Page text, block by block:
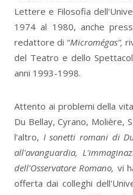
Lettere e Filosofia
1974 al 1980, anche
redattore di “Micromégas”,
del Teatro e dello
anni 1993-1998.
Attento ai problemi della
Du Bellay, Cyrano, Molière,
l'altro, I sonetti romani di
all'avanguardia,
dell'Osservatore Romano, vi
offerta dai colleghi